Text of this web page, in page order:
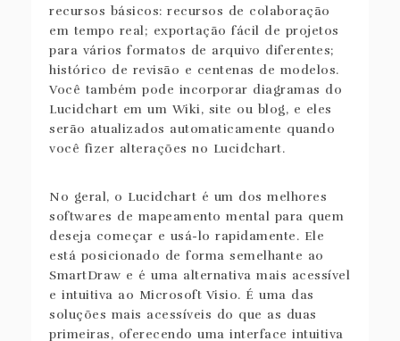
recursos básicos: recursos de colaboração
em tempo real; exportação fácil de projetos
para vários formatos de arquivo diferentes;
histórico de revisão e centenas de modelos.
Você também pode incorporar diagramas do
Lucidchart em um Wiki, site ou blog, e eles
serão atualizados automaticamente quando
você fizer alterações no Lucidchart.
No geral, o Lucidchart é um dos melhores
softwares de mapeamento mental para quem
deseja começar e usá-lo rapidamente. Ele
está posicionado de forma semelhante ao
SmartDraw e é uma alternativa mais acessível
e intuitiva ao Microsoft Visio. É uma das
soluções mais acessíveis do que as duas
primeiras, oferecendo uma interface intuitiva